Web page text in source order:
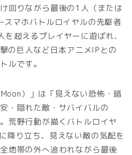
回りながら最後の1人（または
マホバトルロイヤルの先駆者
超えるプレイヤーに遊ばれ、
の巨人など日本アニメIPとの
ルです。
）」は「見えない恐怖・暗
・隠れた敵・サバイバルの
荒野行動が描くバトルロイヤ
り立ち、見えない敵の気配を
地帯の外へ追われながら最後